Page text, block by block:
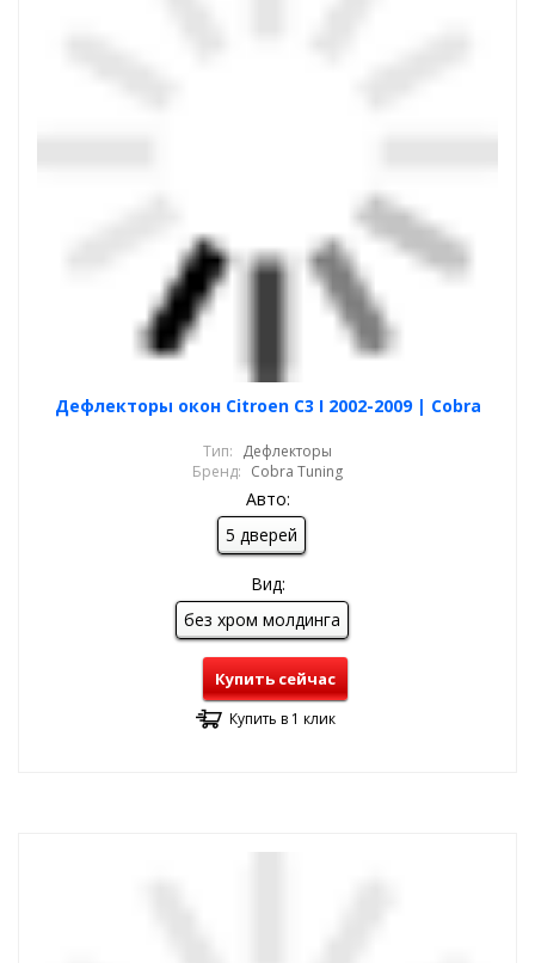
Дефлекторы окон Citroen C3 I 2002-2009 | Cobra
Тип: Дефлекторы
Бренд: Cobra Tuning
Авто:
5 дверей
Вид:
без хром молдинга
Купить сейчас
Купить в 1 клик